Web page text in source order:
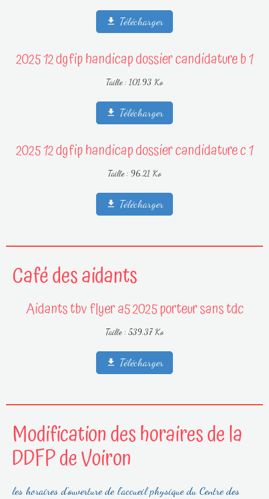
Télécharger
2025 12 dgfip handicap dossier candidature b 1
Taille : 101.93 Ko
Télécharger
2025 12 dgfip handicap dossier candidature c 1
Taille : 96.21 Ko
Télécharger
Café des aidants
Aidants tbv flyer a5 2025 porteur sans tdc
Taille : 539.37 Ko
Télécharger
Modification des horaires de la
DDFP de Voiron
les horaires d’ouverture de l’accueil physique du Centre des